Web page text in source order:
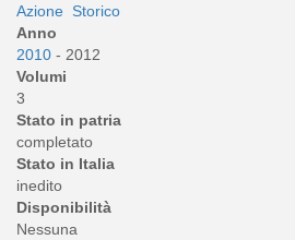
Azione Storico
Anno
2010 - 2012
Volumi
3
Stato in patria
completato
Stato in Italia
inedito
Disponibilità
Nessuna